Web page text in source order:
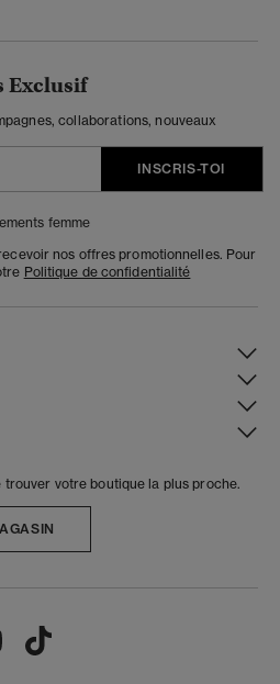
Exclusif
collaborations, nouveaux
INSCRIS-TOI
femme
nos offres promotionnelles. Pour
Politique de confidentialité
votre boutique la plus proche.